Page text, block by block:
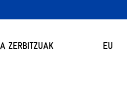
ZERBITZUAK
EU